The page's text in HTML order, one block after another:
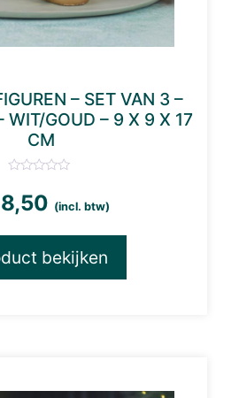
– SET VAN 3 –
WIT/GOUD – 9 X 9 X 17
CM
(incl. btw)
bekijken